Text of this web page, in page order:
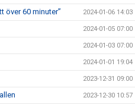
över 60 minuter” 2024-01-06 14:03
2024-01-05 07:00
2024-01-03 07:00
2024-01-01 19:04
2023-12-31 09:00
2023-12-30 10:57